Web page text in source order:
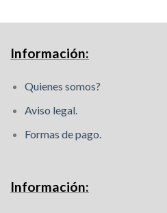
Información:
Quienes somos?
Aviso legal.
Formas de pago.
Información: